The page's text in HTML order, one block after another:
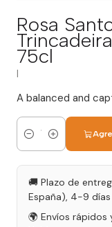
Rosa
75cl
A balanced and
Cantidad
🚚 Plazo de
España), 4-9 días
🌍 Envíos